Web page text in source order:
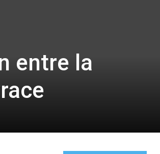
entre la